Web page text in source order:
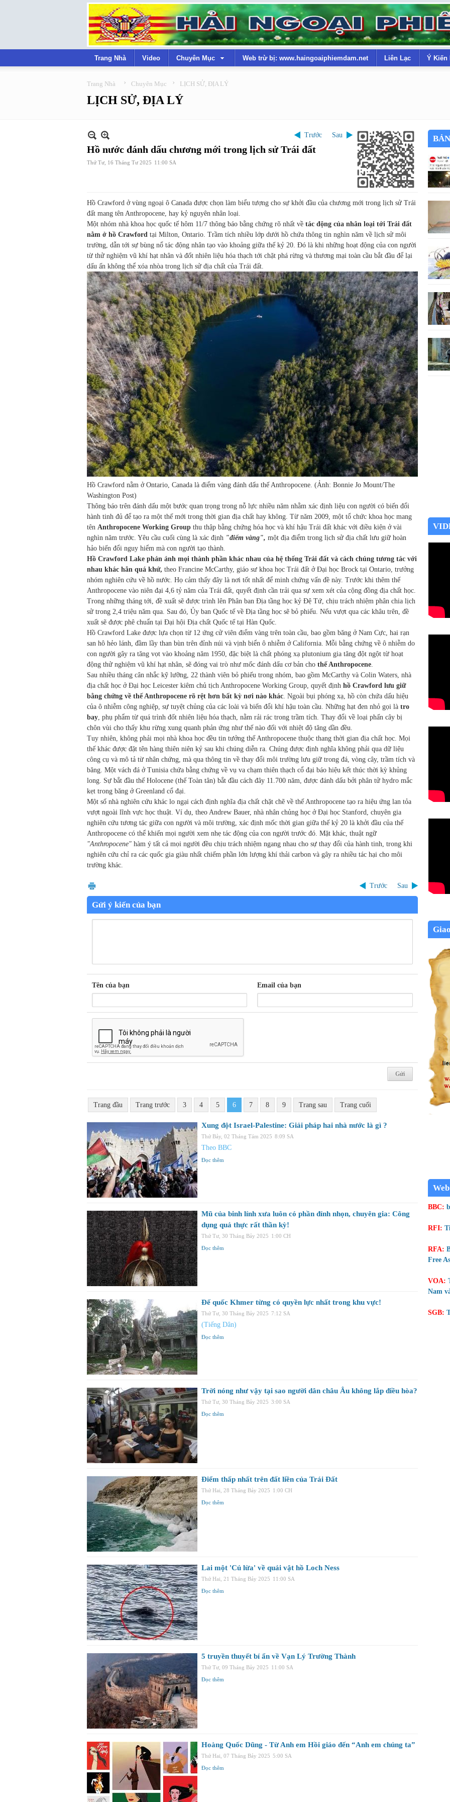
Trang Nhà Video Chuyên Mục Web trừ bị: www.haingoaiphiemdam.net Liên Lạc Ý Kiến
Trang Nhà › Chuyên Mục › LỊCH SỬ, ĐỊA LÝ
LỊCH SỬ, ĐỊA LÝ
Trước Sau
Hồ nước đánh dấu chương mới trong lịch sử Trái đất
Thứ Tư, 16 Tháng Tư 2025 11:00 SA
Hồ Crawford ở vùng ngoại ô Canada được chọn làm biểu tượng cho sự khởi đầu của chương mới trong lịch sử Trái
đất mang tên Anthropocene, hay kỷ nguyên nhân loại.
Một nhóm nhà khoa học quốc tế hôm 11/7 thông báo bằng chứng rõ nhất về tác động của nhân loại tới Trái đất
nằm ở hồ Crawford tại Milton, Ontario. Trầm tích nhiều lớp dưới hồ chứa thông tin nghìn năm về lịch sử môi
trường, dẫn tới sự bùng nổ tác động nhân tạo vào khoảng giữa thế kỷ 20. Đó là khi những hoạt động của con người
từ thử nghiệm vũ khí hạt nhân và đốt nhiên liệu hóa thạch tới chặt phá rừng và thương mại toàn cầu bắt đầu để lại
dấu ấn không thể xóa nhòa trong lịch sử địa chất của Trái đất.
Hồ Crawford nằm ở Ontario, Canada là điểm vàng đánh dấu thế Anthropocene. (Ảnh: Bonnie Jo Mount/The
Washington Post)
Thông báo trên đánh dấu một bước quan trọng trong nỗ lực nhiều năm nhằm xác định liệu con người có biến đổi
hành tinh đủ để tạo ra một thế mới trong thời gian địa chất hay không. Từ năm 2009, một tổ chức khoa học mang
tên Anthropocene Working Group thu thập bằng chứng hóa học và khí hậu Trái đất khác với điều kiện ở vài
nghìn năm trước. Yêu cầu cuối cùng là xác định "điểm vàng", một địa điểm trong lịch sử địa chất lưu giữ hoàn
hảo biến đổi nguy hiểm mà con người tạo thành.
Hồ Crawford Lake phản ánh mọi thành phần khác nhau của hệ thống Trái đất và cách chúng tương tác với
nhau khác hẳn quá khứ, theo Francine McCarthy, giáo sư khoa học Trái đất ở Đại học Brock tại Ontario, trưởng
nhóm nghiên cứu về hồ nước. Họ cảm thấy đây là nơi tốt nhất để minh chứng vấn đề này. Trước khi thêm thế
Anthropocene vào niên đại 4,6 tỷ năm của Trái đất, quyết định cần trải qua sự xem xét của cộng đồng địa chất học.
Trong những tháng tới, đề xuất sẽ được trình lên Phân ban Địa tầng học kỷ Đệ Tứ, chịu trách nhiệm phân chia lịch
sử trong 2,4 triệu năm qua. Sau đó, Ủy ban Quốc tế về Địa tầng học sẽ bỏ phiếu. Nếu vượt qua các khâu trên, đề
xuất sẽ được phê chuẩn tại Đại hội Địa chất Quốc tế tại Hàn Quốc.
Hồ Crawford Lake được lựa chọn từ 12 ứng cử viên điểm vàng trên toàn cầu, bao gồm băng ở Nam Cực, hai rạn
san hô hẻo lánh, đầm lầy than bùn trên đỉnh núi và vịnh biển ô nhiễm ở California. Mỗi bằng chứng về ô nhiễm do
con người gây ra tăng vọt vào khoảng năm 1950, đặc biệt là chất phóng xạ plutonium gia tăng đột ngột từ hoạt
động thử nghiệm vũ khí hạt nhân, sẽ đóng vai trò như mốc đánh dấu cơ bản cho thế Anthropocene.
Sau nhiều tháng cân nhắc kỹ lưỡng, 22 thành viên bỏ phiếu trong nhóm, bao gồm McCarthy và Colin Waters, nhà
địa chất học ở Đại học Leicester kiêm chủ tịch Anthropocene Working Group, quyết định hồ Crawford lưu giữ
bằng chứng về thế Anthropocene rõ rệt hơn bất kỳ nơi nào khác. Ngoài bụi phóng xạ, hồ còn chứa dấu hiệu
của ô nhiễm công nghiệp, sự tuyệt chủng của các loài và biến đổi khí hậu toàn cầu. Những hạt đen nhỏ gọi là tro
bay, phụ phẩm từ quá trình đốt nhiên liệu hóa thạch, nằm rải rác trong trầm tích. Thay đổi về loại phấn cây bị
chôn vùi cho thấy khu rừng xung quanh phản ứng như thế nào đối với nhiệt độ tăng dần đều.
Tuy nhiên, không phải mọi nhà khoa học đều tin tưởng thế Anthropocene thuộc thang thời gian địa chất học. Mọi
thế khác được đặt tên hàng thiên niên kỷ sau khi chúng diễn ra. Chúng được định nghĩa không phải qua dữ liệu
công cụ và mô tả từ nhân chứng, mà qua thông tin về thay đổi môi trường lưu giữ trong đá, vòng cây, trầm tích và
băng. Một vách đá ở Tunisia chứa bằng chứng về vụ va chạm thiên thạch cổ đại báo hiệu kết thúc thời kỳ khủng
long. Sự bắt đầu thế Holocene (thế Toàn tân) bắt đầu cách đây 11.700 năm, được đánh dấu bởi phân tử hydro mắc
kẹt trong băng ở Greenland cổ đại.
Một số nhà nghiên cứu khác lo ngại cách định nghĩa địa chất chặt chẽ về thế Anthropocene tạo ra hiệu ứng lan tỏa
vượt ngoài lĩnh vực học thuật. Ví dụ, theo Andrew Bauer, nhà nhân chủng học ở Đại học Stanford, chuyên gia
nghiên cứu tương tác giữa con người và môi trường, xác định mốc thời gian giữa thế kỷ 20 là khởi đầu của thế
Anthropocene có thể khiến mọi người xem nhẹ tác động của con người trước đó. Mặt khác, thuật ngữ
"Anthropocene" hàm ý tất cả mọi người đều chịu trách nhiệm ngang nhau cho sự thay đổi của hành tinh, trong khi
nghiên cứu chỉ ra các quốc gia giàu nhất chiếm phần lớn lượng khí thải carbon và gây ra nhiều tác hại cho môi
trường khác.
Trước Sau
Gửi ý kiến của bạn
Tên của bạn Email của bạn
Trang đầu Trang trước 3 4 5 6 7 8 9 Trang sau Trang cuối
Xung đột Israel-Palestine: Giải pháp hai nhà nước là gì ?
Thứ Bảy, 02 Tháng Tám 2025 8:09 SA
Theo BBC
Đọc thêm
Mũ của binh lính xưa luôn có phần đỉnh nhọn, chuyên gia: Công
dụng quả thực rất thần kỳ!
Thứ Tư, 30 Tháng Bảy 2025 1:00 CH
Đọc thêm
Đế quốc Khmer từng có quyền lực nhất trong khu vực!
Thứ Tư, 30 Tháng Bảy 2025 7:12 SA
(Tiếng Dân)
Đọc thêm
Trời nóng như vậy tại sao người dân châu Âu không lắp điều hòa?
Thứ Tư, 30 Tháng Bảy 2025 3:00 SA
Đọc thêm
Điểm thấp nhất trên đất liền của Trái Đất
Thứ Hai, 28 Tháng Bảy 2025 1:00 CH
Đọc thêm
Lai một 'Cú lừa' về quái vật hồ Loch Ness
Thứ Hai, 21 Tháng Bảy 2025 11:00 SA
Đọc thêm
5 truyền thuyết bí ẩn về Vạn Lý Trường Thành
Thứ Tư, 09 Tháng Bảy 2025 11:00 SA
Đọc thêm
Hoàng Quốc Dũng - Từ Anh em Hồi giáo đến “Anh em chúng ta”
Thứ Hai, 07 Tháng Bảy 2025 5:00 SA
Đọc thêm
BBC:
RFI:
RFA:
Free
VOA:
Nam
SGB: